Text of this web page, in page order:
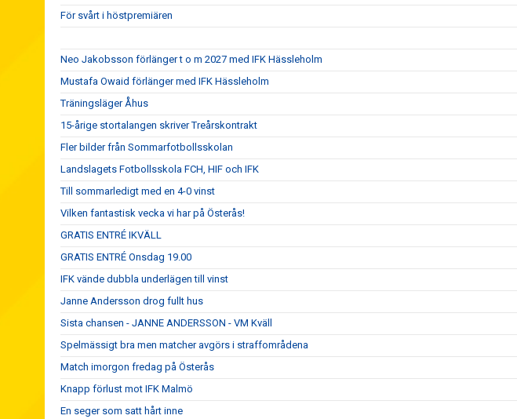
För svårt i höstpremiären
Neo Jakobsson förlänger t o m 2027 med IFK Hässleholm
Mustafa Owaid förlänger med IFK Hässleholm
Träningsläger Åhus
15-årige stortalangen skriver Treårskontrakt
Fler bilder från Sommarfotbollsskolan
Landslagets Fotbollsskola FCH, HIF och IFK
Till sommarledigt med en 4-0 vinst
Vilken fantastisk vecka vi har på Österås!
GRATIS ENTRÉ IKVÄLL
GRATIS ENTRÉ Onsdag 19.00
IFK vände dubbla underlägen till vinst
Janne Andersson drog fullt hus
Sista chansen - JANNE ANDERSSON - VM Kväll
Spelmässigt bra men matcher avgörs i straffområdena
Match imorgon fredag på Österås
Knapp förlust mot IFK Malmö
En seger som satt hårt inne